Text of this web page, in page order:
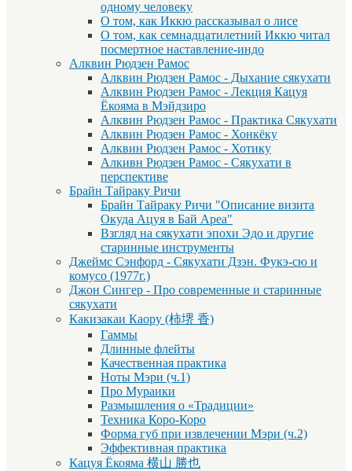
одному человеку
О том, как Иккю рассказывал о лисе
О том, как семнадцатилетний Иккю читал
посмертное наставление-индо
Алквин Рюдзен Рамос
Алквин Рюдзен Рамос - Дыхание сякухати
Алквин Рюдзен Рамос - Лекция Кацуя
Ёкояма в Мэйдзиро
Алквин Рюдзен Рамос - Практика Сякухати
Алквин Рюдзен Рамос - Хонкёку
Алквин Рюдзен Рамос - Хотику
Алкивн Рюдзен Рамос - Сякухати в
перспективе
Брайн Тайраку Ричи
Брайн Тайраку Ричи "Описание визита
Окуда Ацуя в Бай Ареа"
Взгляд на сякухати эпохи Эдо и другие
старинные инструменты
Джеймс Сэнфорд - Сякухати Дзэн. Фукэ-сю и
комусо (1977г.)
Джон Сингер - Про современные и старинные
сякухати
Какизакаи Каору (柿堺 香)
Гаммы
Длинные флейты
Качественная практика
Ноты Мэри (ч.1)
Про Мураики
Размышления о «Традиции»
Техника Коро-Коро
Форма губ при извлечении Мэри (ч.2)
Эффективная практика
Кацуя Ёкояма 横山 勝也